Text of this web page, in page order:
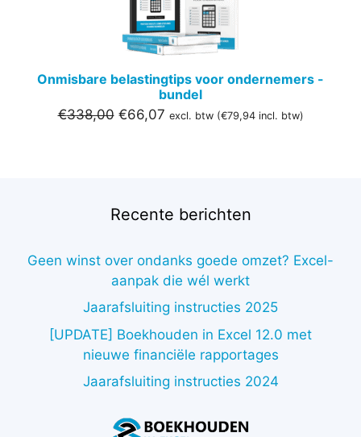
Onmisbare belastingtips voor ondernemers -
bundel
€338,00 Oorspronkelijke
€66,07Huidige
excl. btw (€79,94incl. btw)
Recente berichten
Geen winst over ondanks goede omzet? Excel-
aanpak die wél werkt
Jaarafsluiting instructies 2025
[UPDATE] Boekhouden in Excel 12.0 met
nieuwe financiële rapportages
Jaarafsluiting instructies 2024